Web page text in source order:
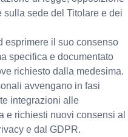
sulla sede del Titolare e dei
esprimere il suo consenso
specifica e documentato
richiesto dalla medesima.
avvengano in fasi
integrazioni alle
e richiesti nuovi consensi al
e dal GDPR.